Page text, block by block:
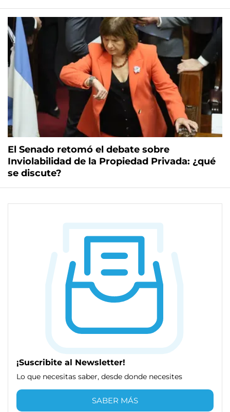
El Senado retomó el debate sobre
Inviolabilidad de la Propiedad Privada: ¿qué
se discute?
¡Suscribite al Newsletter!
Lo que necesitas saber, desde donde necesites
SABER MÁS